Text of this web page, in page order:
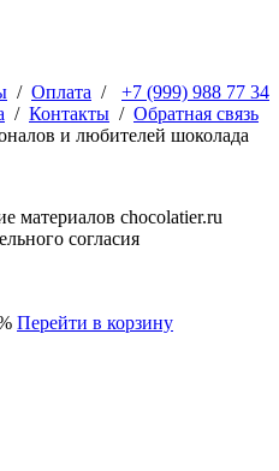
+7 (999) 988 77 34
/ Оплата /
/ Контакты / Обратная связь
и любителей шоколада
материалов chocolatier.ru
согласия
Перейти в корзину